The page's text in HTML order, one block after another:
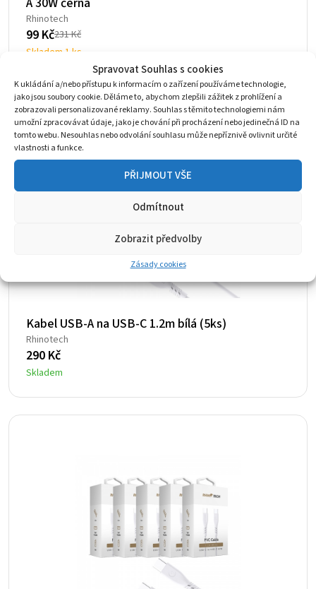
Spravovat Souhlas s cookies
K ukládání a/nebo přístupu k informacím o zařízení používáme technologie,
jako jsou soubory cookie. Děláme to, abychom zlepšili zážitek z prohlížení a
zobrazovali personalizované reklamy. Souhlas s těmito technologiemi nám
umožní zpracovávat údaje, jako je chování při procházení nebo jedinečná ID na
tomto webu. Nesouhlas nebo odvolání souhlasu může nepříznivě ovlivnit určité
vlastnosti a funkce.
PŘIJMOUT VŠE
Odmítnout
Zobrazit předvolby
Zásady cookies
Rhinotech
231Kč
Původní
byla:
231 Kč.
99 Kč
Aktuální
je:
99 Kč.
Skladem 1 ks
Kabel USB-A na USB-C 1.2m bílá (5ks)
Rhinotech
290 Kč
Skladem